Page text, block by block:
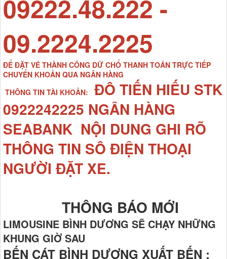
09222.48.222 -
09.2224.2225
ĐỂ ĐẶT VÉ THÀNH CÔNG DỮ CHỔ THANH TOÁN TRỰC TIẾP
CHUYỂN KHOẢN QUA NGÂN HÀNG
THÔNG TIN TÀI KHOẢN:
ĐÔ TIẾN HIẾU STK
0922242225 NGÂN HÀNG
SEABANK NỘI DUNG GHI RÕ
THÔNG TIN SÔ ĐIỆN THOẠI
NGƯỜI ĐẶT XE.
THÔNG BÁO MỚI
LIMOUSINE BÌNH DƯƠNG SẼ CHẠY NHỮNG
KHUNG GIỜ SAU
BẾN CÁT BÌNH DƯƠNG XUẤT BẾN :